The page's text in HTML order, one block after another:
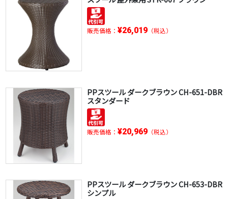
販売価格： ¥26,019（税込）
PPスツール ダークブラウン CH-651-DBR
スタンダード
販売価格： ¥20,969（税込）
PPスツール ダークブラウン CH-653-DBR
シンプル